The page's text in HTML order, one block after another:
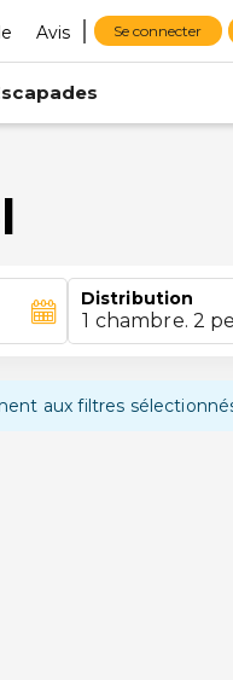
Avis Se connecter
Distribution
1 chambre. 2
aux filtres